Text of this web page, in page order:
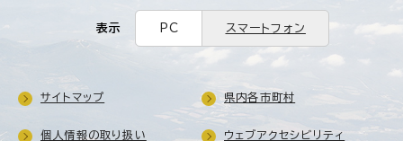
表示 PC スマートフォン
サイトマップ 県内各市町村
個人情報の取り扱い ウェブアクセシビリティ